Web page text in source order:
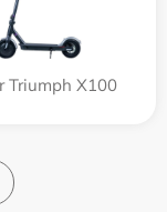
Triumph X100